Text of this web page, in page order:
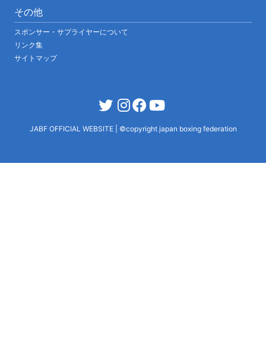
その他
スポンサー・サプライヤーについて
リンク集
サイトマップ
JABF OFFICIAL WEBSITE ©copyright japan boxing federation